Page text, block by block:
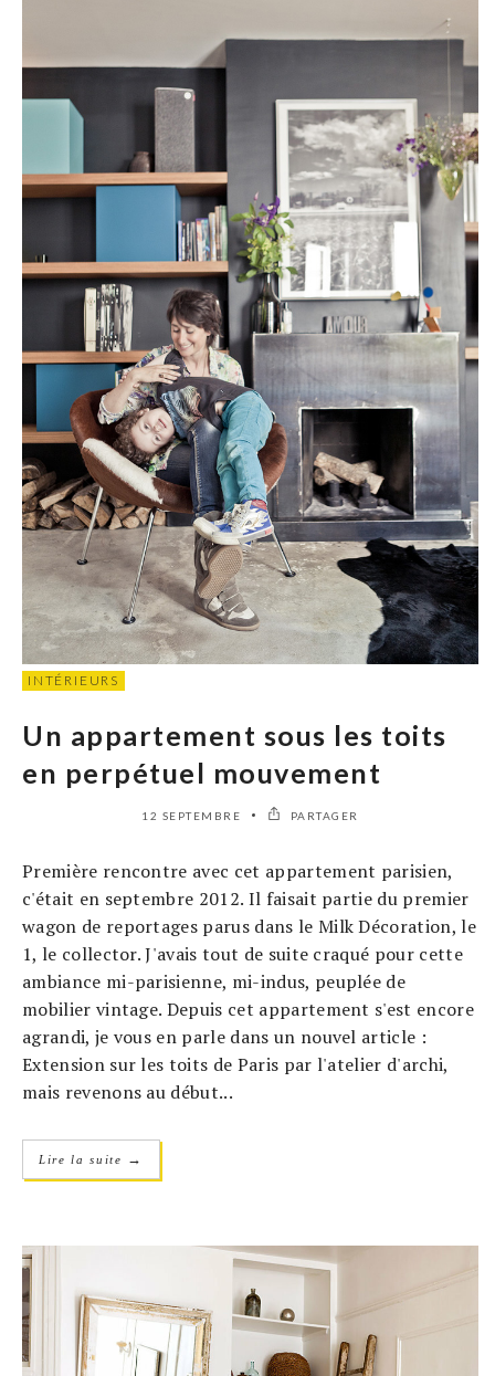
INTÉRIEURS
Un appartement sous les toits
en perpétuel mouvement
12 SEPTEMBRE PARTAGER
Première rencontre avec cet appartement parisien,
c'était en septembre 2012. Il faisait partie du premier
wagon de reportages parus dans le Milk Décoration, le
1, le collector. J'avais tout de suite craqué pour cette
ambiance mi-parisienne, mi-indus, peuplée de
mobilier vintage. Depuis cet appartement s'est encore
agrandi, je vous en parle dans un nouvel article :
Extension sur les toits de Paris par l'atelier d'archi,
mais revenons au début...
Lire la suite →